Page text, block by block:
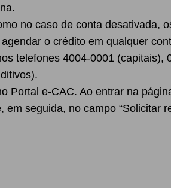
no caso de conta desativada,
o crédito em qualquer
telefones 4004-0001 (capitais),
Portal e-CAC. Ao entrar na
em seguida, no campo “Solicitar